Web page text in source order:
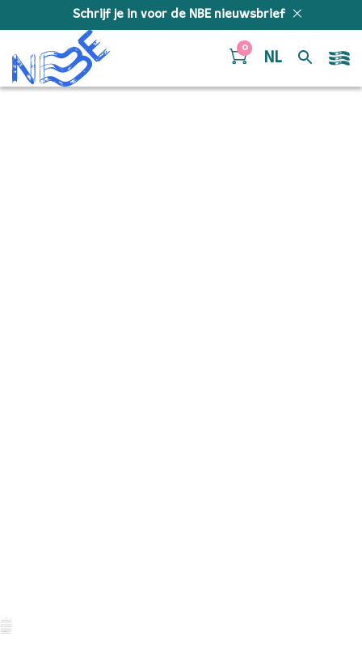
Schrijf je in voor de NBE nieuwsbrief
0
NL